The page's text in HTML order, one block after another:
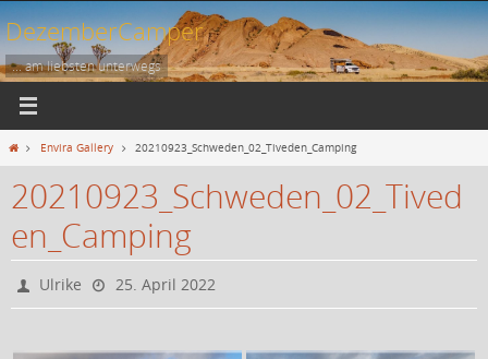
Zum
Inhalt
springen
DezemberCamper
... am liebsten unterwegs
StartEnvira Gallery 20210923_Schweden_02_Tiveden_Camping
20210923_Schweden_02_Tived
en_Camping
Ulrike 25. April 2022